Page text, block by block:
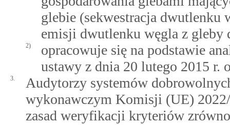
glebie (sekwestracja dwutlenku
emisji dwutlenku węgla z gleby
2)
opracowuje się na podstawie
ustawy z dnia 20 lutego 2015 r.
3.
Audytorzy systemów
wykonawczym Komisji (UE)
zasad weryfikacji kryteriów